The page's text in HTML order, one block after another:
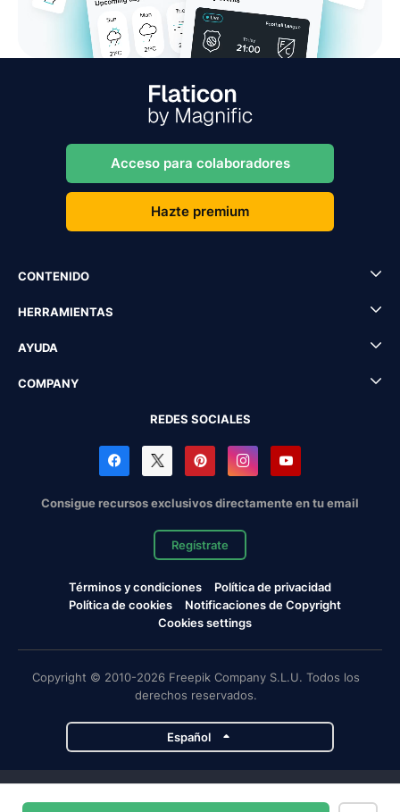
Acceso para colaboradores
Hazte premium
CONTENIDO
HERRAMIENTAS
AYUDA
COMPANY
REDES SOCIALES
Consigue recursos exclusivos directamente en tu email
Regístrate
Términos y condiciones
Política de privacidad
Política de cookies
Notificaciones de Copyright
Cookies settings
Copyright © 2010-2026 Freepik Company S.L.U. Todos los
derechos reservados.
Español